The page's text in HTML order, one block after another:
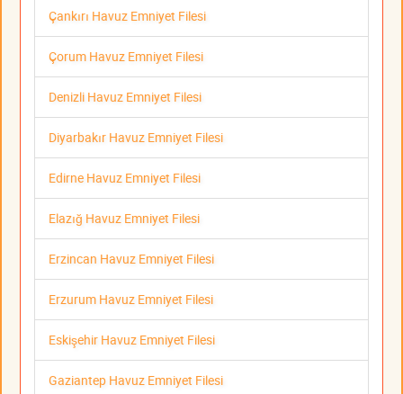
Çankırı Havuz Emniyet Filesi
Çorum Havuz Emniyet Filesi
Denizli Havuz Emniyet Filesi
Diyarbakır Havuz Emniyet Filesi
Edirne Havuz Emniyet Filesi
Elazığ Havuz Emniyet Filesi
Erzincan Havuz Emniyet Filesi
Erzurum Havuz Emniyet Filesi
Eskişehir Havuz Emniyet Filesi
Gaziantep Havuz Emniyet Filesi